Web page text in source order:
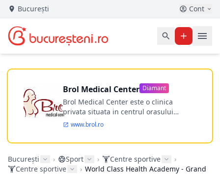
București Cont
Brol Medical Center Diamant
Brol Medical Center este o clinica
privata situata in centrul orasului
Timisoara avand o experienta de
Incepand din anul 2009 clinica isi
ultramodern.
www.brol.ro
București › Sport › Centre sportive
›
Centre sportive
› World Class Health Academy - Grand